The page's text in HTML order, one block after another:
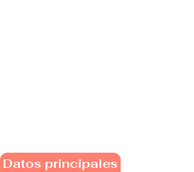
Datos principales